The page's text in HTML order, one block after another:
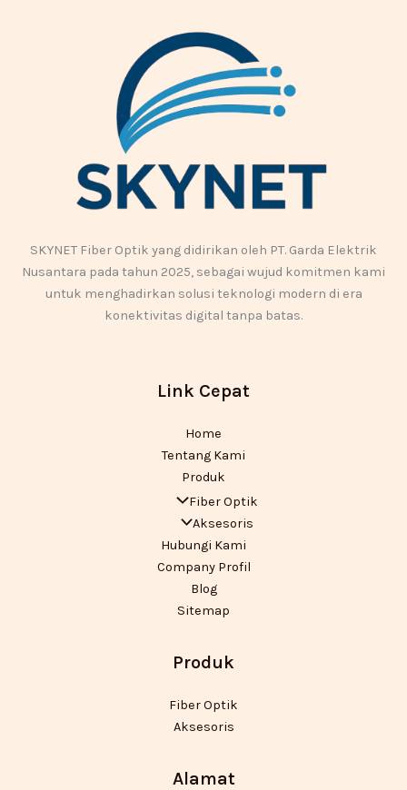
SKYNET Fiber Optik yang didirikan oleh PT. Garda Elektrik
Nusantara pada tahun 2025, sebagai wujud komitmen kami
untuk menghadirkan solusi teknologi modern di era
konektivitas digital tanpa batas.
Link Cepat
Home
Tentang Kami
Produk
Fiber Optik
Aksesoris
Hubungi Kami
Company Profil
Blog
Sitemap
Produk
Fiber Optik
Aksesoris
Alamat